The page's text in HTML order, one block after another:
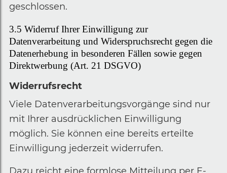
geschlossen.
3.5 Widerruf Ihrer Einwilligung zur
Datenverarbeitung und Widerspruchsrecht gegen die
Datenerhebung in besonderen Fällen sowie gegen
Direktwerbung (Art. 21 DSGVO)
Widerrufsrecht
Viele Datenverarbeitungsvorgänge sind nur
mit Ihrer ausdrücklichen Einwilligung
möglich. Sie können eine bereits erteilte
Einwilligung jederzeit widerrufen.
Dazu reicht eine formlose Mitteilung per E-